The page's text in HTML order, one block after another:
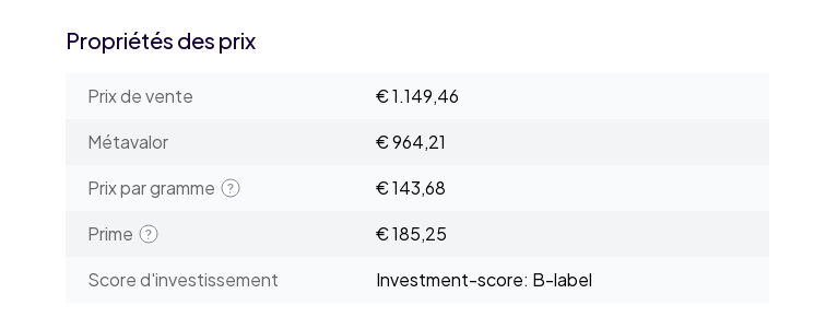
Propriétés des prix
Prix de vente
€ 1.149,46
Métavalor
€ 964,21
Prix par gramme
€ 143,68
Prime
€ 185,25
Score d'investissement
Investment-score: B-label